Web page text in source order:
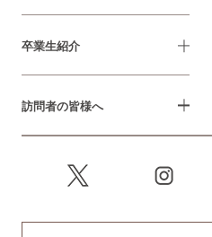
卒業生紹介
訪問者の皆様へ